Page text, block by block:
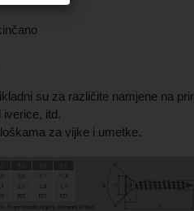
su za različite namjene na
iverice, itd.
za vijke i umetke.